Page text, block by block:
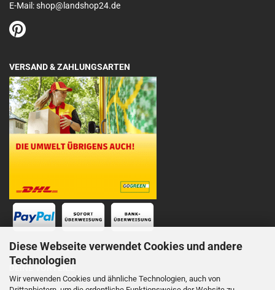
Diese Webseite verwendet Cookies und andere
Technologien
Wir verwenden Cookies und ähnliche Technologien, auch von
E-Mail: shop@landshop24.de
VERSAND & ZAHLUNGSARTEN
DEINE VORTEILE